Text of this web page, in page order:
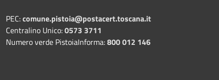
PEC:comune.pistoia@postacert.toscana.it
Centralino Unico:0573 3711
Numero verde PistoiaInforma:800 012 146